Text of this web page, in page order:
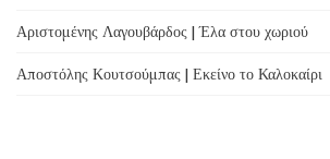
Αριστομένης Λαγουβάρδος | Έλα στου χωριού
Αποστόλης Κουτσούμπας | Εκείνο το Καλοκαίρι